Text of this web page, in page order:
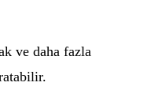
ve daha fazla